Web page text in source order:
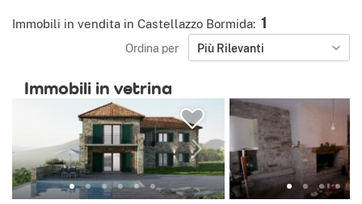
Immobili in vendita in Castellazzo Bormida: 1
Ordina per Più Rilevanti
Immobili in vetrina